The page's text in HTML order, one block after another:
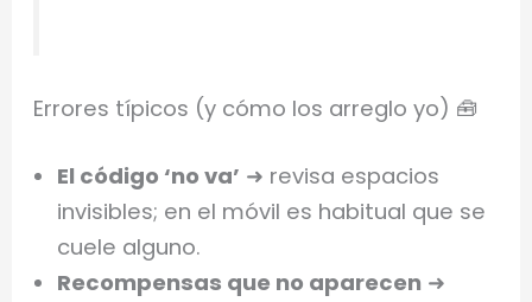
Errores típicos (y cómo los arreglo yo) 🧰
El código ‘no va’ ➜ revisa espacios
invisibles; en el móvil es habitual que se
cuele alguno.
Recompensas que no aparecen ➜